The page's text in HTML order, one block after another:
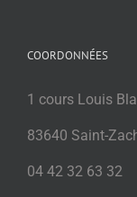
COORDONNÉES
1 cours Louis
83640 Saint-
04 42 32 63 32